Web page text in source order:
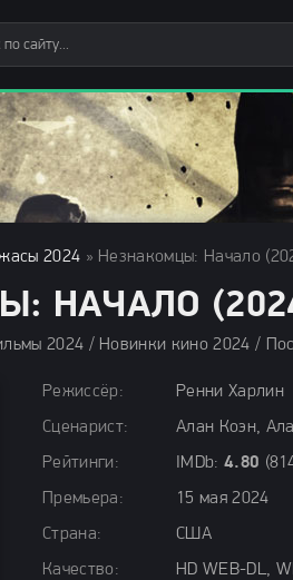
2024 » Незнакомцы: Начало
НАЧАЛО
Режиссёр:
Ренни Харлин
Сценарист:
Алан Коэн,
Рейтинги:
IMDb: 4.80
Премьера:
15 мая 2024
Страна:
США
Качество:
HD WEB-DL,